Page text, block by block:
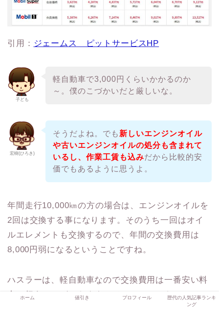
引用： ジェームス ピットサービスHP
子ども
軽自動車で3,000円くらいかかるのか
～。僕のこづかいだと厳しいな。
宏樹(ひろき)
そうだよね。でも 新しいエンジンオイル
や古いエンジンオイルの処分も含まれて
いるし、作業工賃も込みだから比較的安
価でもあるように思うよ。
年間走行10,000㎞の方の場合は、エンジンオイルを
2回は交換する事になります。そのうち一回はオイ
ルエレメントも交換するので、年間の交換費用は
8,000円弱になるということですね。
ハスラーは、軽自動車なので交換費用は一番安い料
金で行うことができます。ジェームスでもエンジン
オイルの種類があり、高いもので5,387円となって
ホーム 値引き プロフィール
歴代の人気記事ランキ
ング